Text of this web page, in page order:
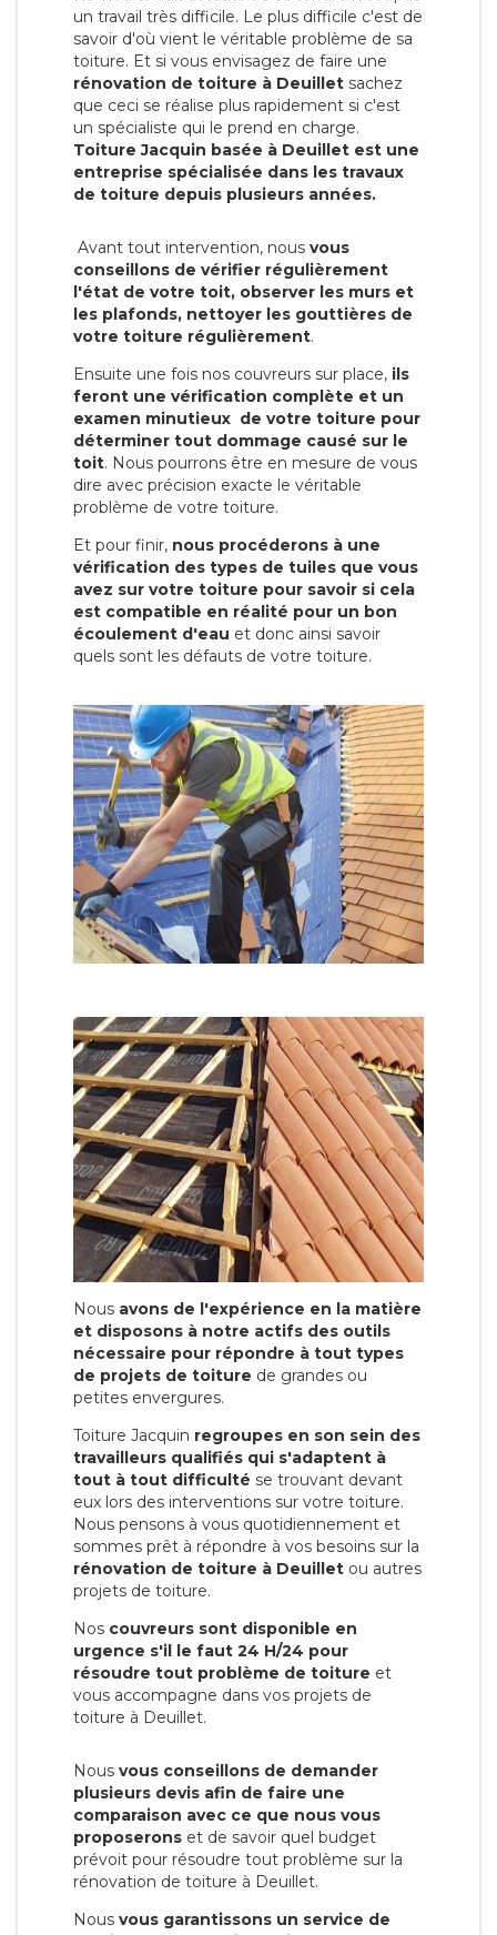
un travail très difficile. Le plus difficile c'est de
savoir d'où vient le véritable problème de sa
toiture. Et si vous envisagez de faire une
rénovation de toiture à Deuillet sachez
que ceci se réalise plus rapidement si c'est
un spécialiste qui le prend en charge.
Toiture Jacquin basée à Deuillet est une
entreprise spécialisée dans les travaux
de toiture depuis plusieurs années.
Avant tout intervention, nous vous
conseillons de vérifier régulièrement
l'état de votre toit, observer les murs et
les plafonds, nettoyer les gouttières de
votre toiture régulièrement.
Ensuite une fois nos couvreurs sur place, ils
feront une vérification complète et un
examen minutieux de votre toiture pour
déterminer tout dommage causé sur le
toit. Nous pourrons être en mesure de vous
dire avec précision exacte le véritable
problème de votre toiture.
Et pour finir, nous procéderons à une
vérification des types de tuiles que vous
avez sur votre toiture pour savoir si cela
est compatible en réalité pour un bon
écoulement d'eau et donc ainsi savoir
quels sont les défauts de votre toiture.
Nous avons de l'expérience en la matière
et disposons à notre actifs des outils
nécessaire pour répondre à tout types
de projets de toiture de grandes ou
petites envergures.
Toiture Jacquin regroupes en son sein des
travailleurs qualifiés qui s'adaptent à
tout à tout difficulté se trouvant devant
eux lors des interventions sur votre toiture.
Nous pensons à vous quotidiennement et
sommes prêt à répondre à vos besoins sur la
rénovation de toiture à Deuillet ou autres
projets de toiture.
Nos couvreurs sont disponible en
urgence s'il le faut 24 H/24 pour
résoudre tout problème de toiture et
vous accompagne dans vos projets de
toiture à Deuillet.
Nous vous conseillons de demander
plusieurs devis afin de faire une
comparaison avec ce que nous vous
proposerons et de savoir quel budget
prévoit pour résoudre tout problème sur la
rénovation de toiture à Deuillet.
Nous vous garantissons un service de